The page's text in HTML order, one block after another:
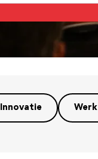
Innovatie Werk